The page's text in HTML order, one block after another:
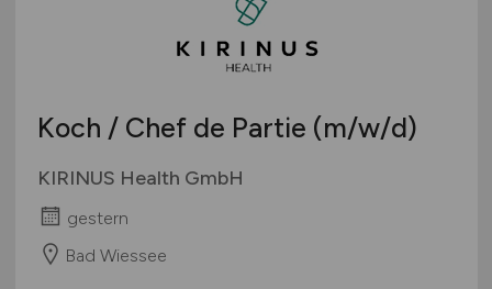
Koch / Chef de Partie (m/w/d)
KIRINUS Health GmbH
gestern
Bad Wiessee